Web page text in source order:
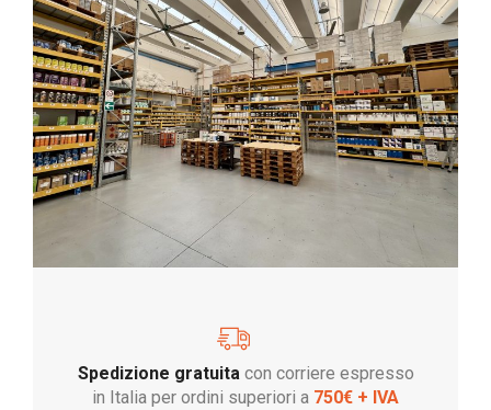
Spedizione gratuitacon corriere espresso
in Italia per ordini superiori a 750€ + IVA